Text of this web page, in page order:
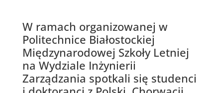
W ramach organizowanej w
Politechnice Białostockiej
Międzynarodowej Szkoły Letniej
na Wydziale Inżynierii
Zarządzania spotkali się studenci